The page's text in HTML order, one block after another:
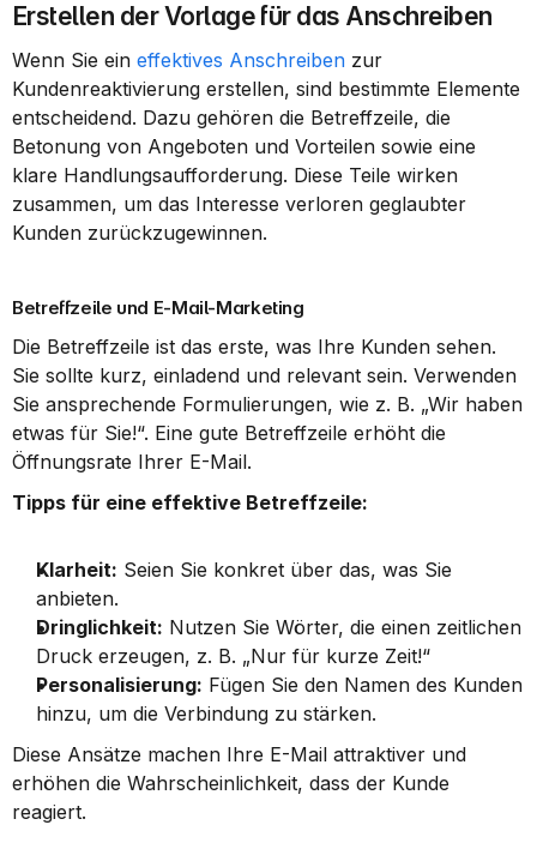
Erstellen der Vorlage für das Anschreiben
Wenn Sie ein effektives Anschreiben zur
Kundenreaktivierung erstellen, sind bestimmte Elemente
entscheidend. Dazu gehören die Betreffzeile, die
Betonung von Angeboten und Vorteilen sowie eine
klare Handlungsaufforderung. Diese Teile wirken
zusammen, um das Interesse verloren geglaubter
Kunden zurückzugewinnen.
Betreffzeile und E-Mail-Marketing
Die Betreffzeile ist das erste, was Ihre Kunden sehen.
Sie sollte kurz, einladend und relevant sein. Verwenden
Sie ansprechende Formulierungen, wie z. B. „Wir haben
etwas für Sie!“. Eine gute Betreffzeile erhöht die
Öffnungsrate Ihrer E-Mail.
Tipps für eine effektive Betreffzeile:
Klarheit: Seien Sie konkret über das, was Sie
anbieten.
Dringlichkeit: Nutzen Sie Wörter, die einen zeitlichen
Druck erzeugen, z. B. „Nur für kurze Zeit!“
Personalisierung: Fügen Sie den Namen des Kunden
hinzu, um die Verbindung zu stärken.
Diese Ansätze machen Ihre E-Mail attraktiver und
erhöhen die Wahrscheinlichkeit, dass der Kunde
reagiert.